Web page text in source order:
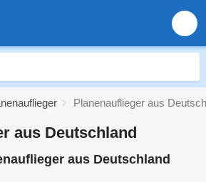
Planenauflieger aus
aus Deutschland
aus Deutschland